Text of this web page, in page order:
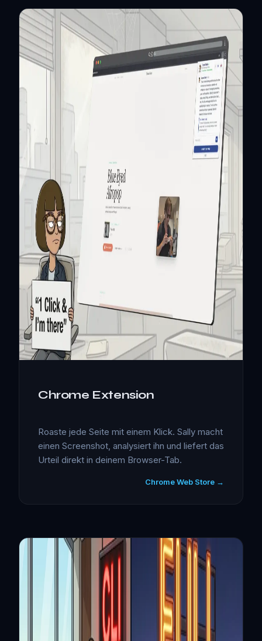
Chrome Extension
Roaste jede Seite mit einem Klick. Sally macht
einen Screenshot, analysiert ihn und liefert das
Urteil direkt in deinem Browser-Tab.
Chrome Web Store →